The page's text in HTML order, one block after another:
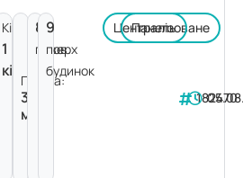
Кімнат:
1
кімната
Площа:
32
м²
8
поверх
9
пов.
будинок
Централізоване
Панель
182470